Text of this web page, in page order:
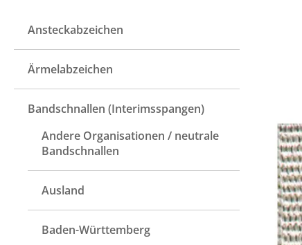
Ansteckabzeichen
Ärmelabzeichen
Bandschnallen (Interimsspangen)
Andere Organisationen / neutrale
Bandschnallen
Ausland
Baden-Württemberg